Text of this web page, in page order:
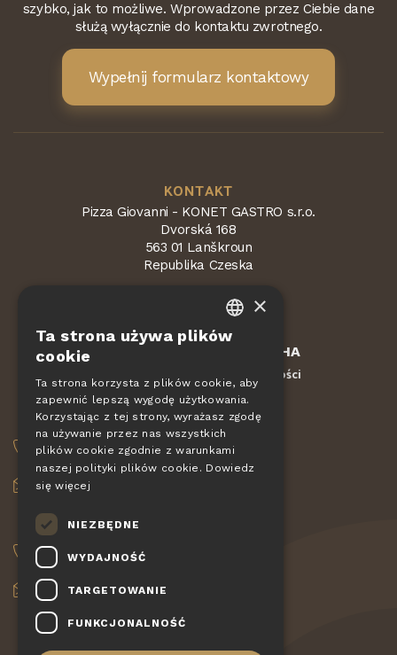
szybko, jak to możliwe. Wprowadzone przez Ciebie dane
służą wyłącznie do kontaktu zwrotnego.
Wypełnij formularz kontaktowy
KONTAKT
Pizza Giovanni - KONET GASTRO s.r.o.
Dvorská 168
563 01 Lanškroun
Republika Czeska
reCAPTCHA
Regulamin Ochrona prywatności
ZAMÓWIENIA
+420 775 560 953
objednavky@pizzagiovanni.cz
+420 777 222 157
info@pizzagiovanni.cz
CZECH
DE
SLOVAK
×
Ta strona używa plików
cookie
Ta strona korzysta z plików cookie, aby
zapewnić lepszą wygodę użytkowania.
Korzystając z tej strony, wyrażasz zgodę
na używanie przez nas wszystkich
plików cookie zgodnie z warunkami
naszej polityki plików cookie. Dowiedz
się więcej
NIEZBĘDNE
WYDAJNOŚĆ
TARGETOWANIE
FUNKCJONALNOŚĆ